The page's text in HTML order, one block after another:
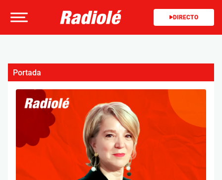
DIRECTO
Portada